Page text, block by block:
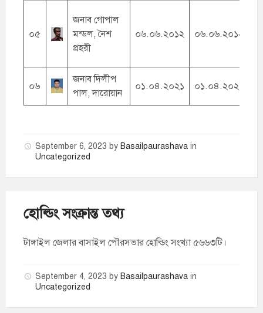
০৫
জনাব গোপাল
মন্ডল, নৈশ
প্রহরী
০৬.০৬.২০১২ ০৬.০৬.২০১২
০৬
জনাব দিলীপ
পাল, দারোয়ান
০১.০৪.২০২১ ০১.০৪.২০২১
September 6, 2023 by Basailpaurashava in
Uncategorized
হোল্ডিং সংক্রান্ত তথ্য
টাঙ্গাইল জেলার বাসাইল পৌরসভার হোল্ডিং সংখ্যা ৫৬৬৩টি।
September 4, 2023 by Basailpaurashava in
Uncategorized